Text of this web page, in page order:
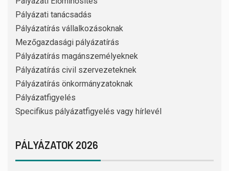
Pályázati tanácsadás
Pályázatírás vállalkozásoknak
Mezőgazdasági pályázatírás
Pályázatírás magánszemélyeknek
Pályázatírás civil szervezeteknek
Pályázatírás önkormányzatoknak
Pályázatfigyelés
Specifikus pályázatfigyelés vagy hírlevél
PÁLYÁZATOK 2026